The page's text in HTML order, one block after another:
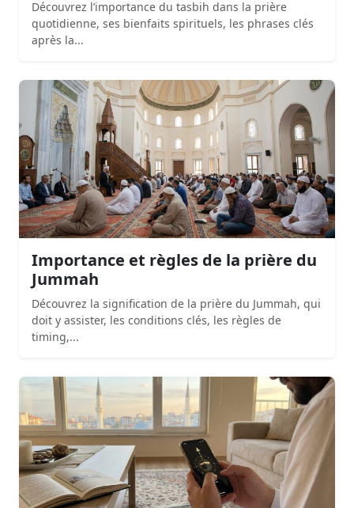
Découvrez l’importance du tasbih dans la prière
quotidienne, ses bienfaits spirituels, les phrases clés
après la...
Importance et règles de la prière du
Jummah
Découvrez la signification de la prière du Jummah, qui
doit y assister, les conditions clés, les règles de
timing,...